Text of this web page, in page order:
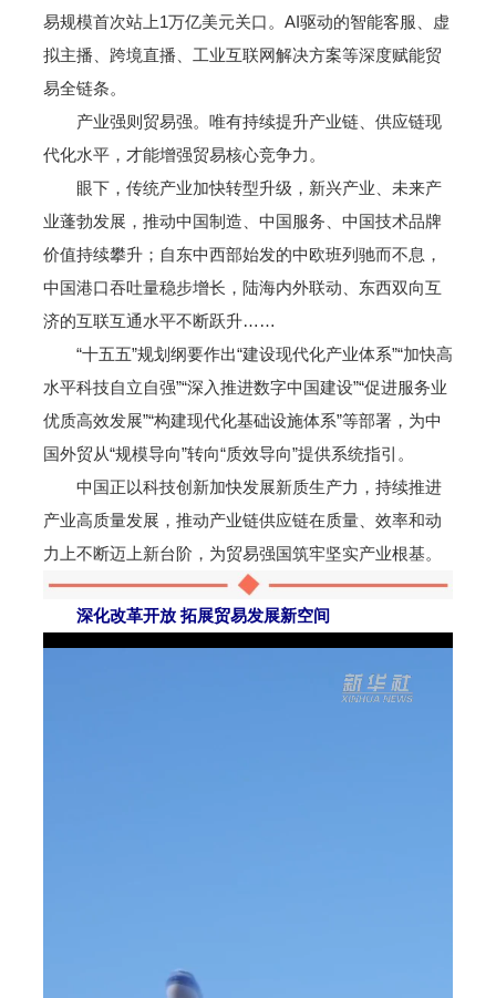
易规模首次站上1万亿美元关口。AI驱动的智能客服、虚
拟主播、跨境直播、工业互联网解决方案等深度赋能贸
易全链条。
产业强则贸易强。唯有持续提升产业链、供应链现
代化水平，才能增强贸易核心竞争力。
眼下，传统产业加快转型升级，新兴产业、未来产
业蓬勃发展，推动中国制造、中国服务、中国技术品牌
价值持续攀升；自东中西部始发的中欧班列驰而不息，
中国港口吞吐量稳步增长，陆海内外联动、东西双向互
济的互联互通水平不断跃升……
“十五五”规划纲要作出“建设现代化产业体系”“加快高
水平科技自立自强”“深入推进数字中国建设”“促进服务业
优质高效发展”“构建现代化基础设施体系”等部署，为中
国外贸从“规模导向”转向“质效导向”提供系统指引。
中国正以科技创新加快发展新质生产力，持续推进
产业高质量发展，推动产业链供应链在质量、效率和动
力上不断迈上新台阶，为贸易强国筑牢坚实产业根基。
深化改革开放 拓展贸易发展新空间